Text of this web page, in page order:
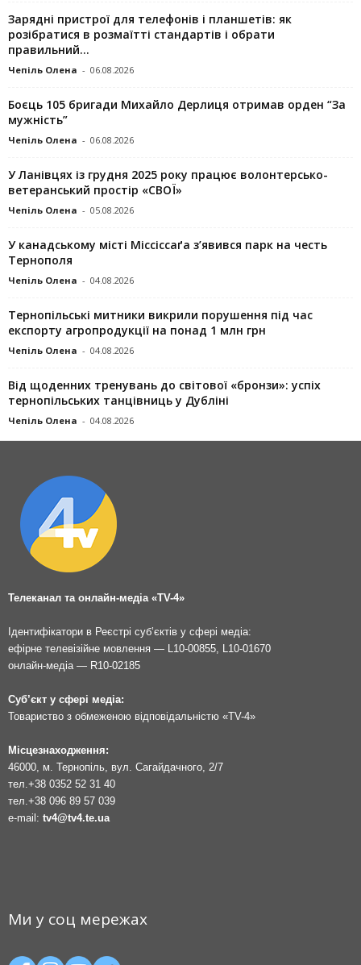
Зарядні пристрої для телефонів і планшетів: як
розібратися в розмаїтті стандартів і обрати
правильний...
Чепіль Олена - 06.08.2026
Боєць 105 бригади Михайло Дерлиця отримав орден “За
мужність”
Чепіль Олена - 06.08.2026
У Ланівцях із грудня 2025 року працює волонтерсько-
ветеранський простір «СВОЇ»
Чепіль Олена - 05.08.2026
У канадському місті Міссіссаґа з’явився парк на честь
Тернополя
Чепіль Олена - 04.08.2026
Тернопільські митники викрили порушення під час
експорту агропродукції на понад 1 млн грн
Чепіль Олена - 04.08.2026
Від щоденних тренувань до світової «бронзи»: успіх
тернопільських танцівниць у Дубліні
Чепіль Олена - 04.08.2026
Телеканал та онлайн-медіа «TV-4»
Ідентифікатори в Реєстрі суб’єктів у сфері медіа:
ефірне телевізійне мовлення — L10-00855, L10-01670
онлайн-медіа — R10-02185
Суб’єкт у сфері медіа:
Товариство з обмеженою відповідальністю «TV-4»
Місцезнаходження:
46000, м. Тернопіль, вул. Сагайдачного, 2/7
тел. +38 0352 52 31 40
тел. +38 096 89 57 039
e-mail: tv4@tv4.te.ua
Ми у соц мережах